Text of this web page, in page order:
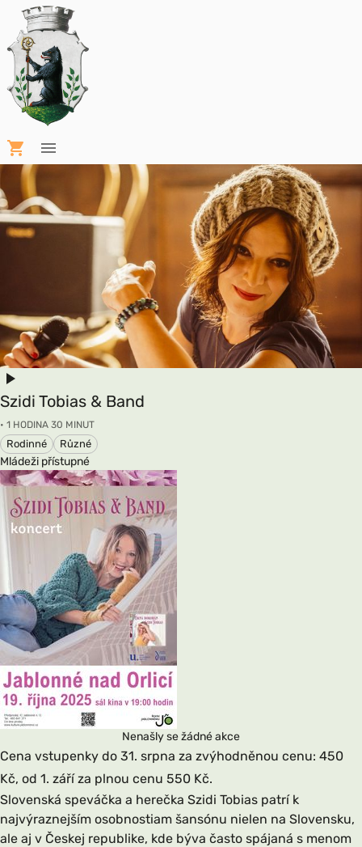
Szidi Tobias & Band
• 1 HODINA 30 MINUT
Rodinné Různé
Mládeži přístupné
Nenašly se žádné akce
Cena vstupenky do 31. srpna za zvýhodněnou cenu: 450
Kč, od 1. září za plnou cenu 550 Kč.
Slovenská speváčka a herečka Szidi Tobias patrí k
najvýraznejším osobnostiam šansónu nielen na Slovensku,
ale aj v Českej republike, kde býva často spájaná s menom